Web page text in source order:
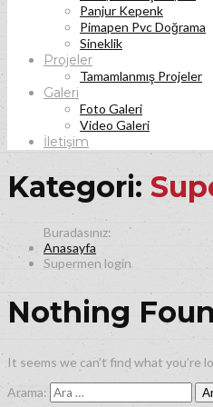
Panjur Kepenk
Pimapen Pvc Doğrama
Sineklik
Projeler
Tamamlanmış Projeler
Galeri
Foto Galeri
Video Galeri
İletişim
Kategori:
Anasayfa
Supermen login
Nothing
It seems we can’t find what you’re
Arama: